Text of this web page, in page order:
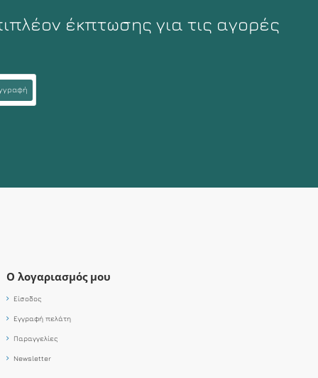
έκπτωσης για τις αγορές
Ο λογαριασμός μου
Είσοδος
Εγγραφή πελάτη
Παραγγελίες
Newsletter